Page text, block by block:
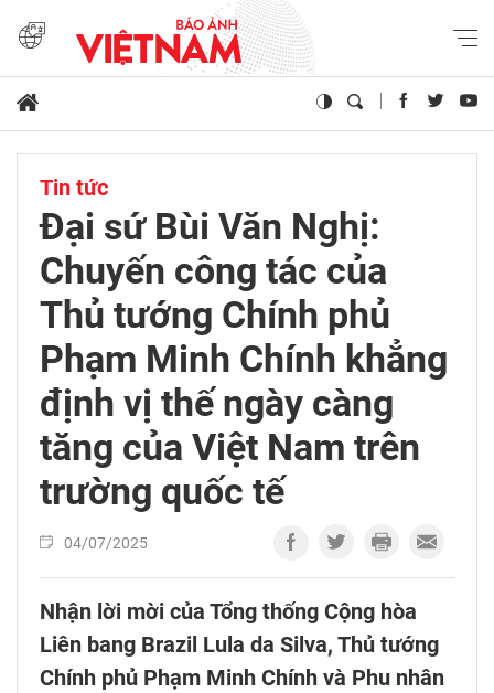
Tin tức
Đại sứ Bùi Văn Nghị:
Chuyến công tác của
Thủ tướng Chính phủ
Phạm Minh Chính khẳng
định vị thế ngày càng
tăng của Việt Nam trên
trường quốc tế
04/07/2025
Nhận lời mời của Tổng thống Cộng hòa
Liên bang Brazil Lula da Silva, Thủ tướng
Chính phủ Phạm Minh Chính và Phu nhân